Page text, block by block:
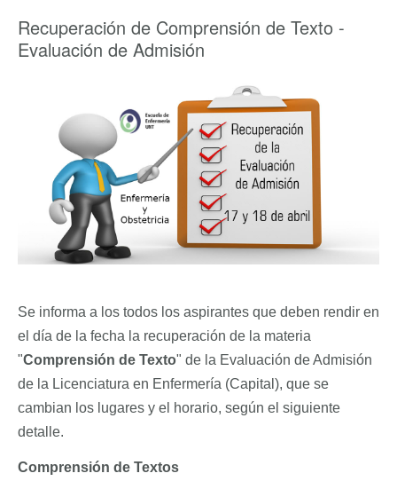
Recuperación de Comprensión de Texto -
Evaluación de Admisión
Se informa a los todos los aspirantes que deben rendir en
el día de la fecha la recuperación de la materia
"Comprensión de Texto" de la Evaluación de Admisión
de la Licenciatura en Enfermería (Capital), que se
cambian los lugares y el horario, según el siguiente
detalle.
Comprensión de Textos